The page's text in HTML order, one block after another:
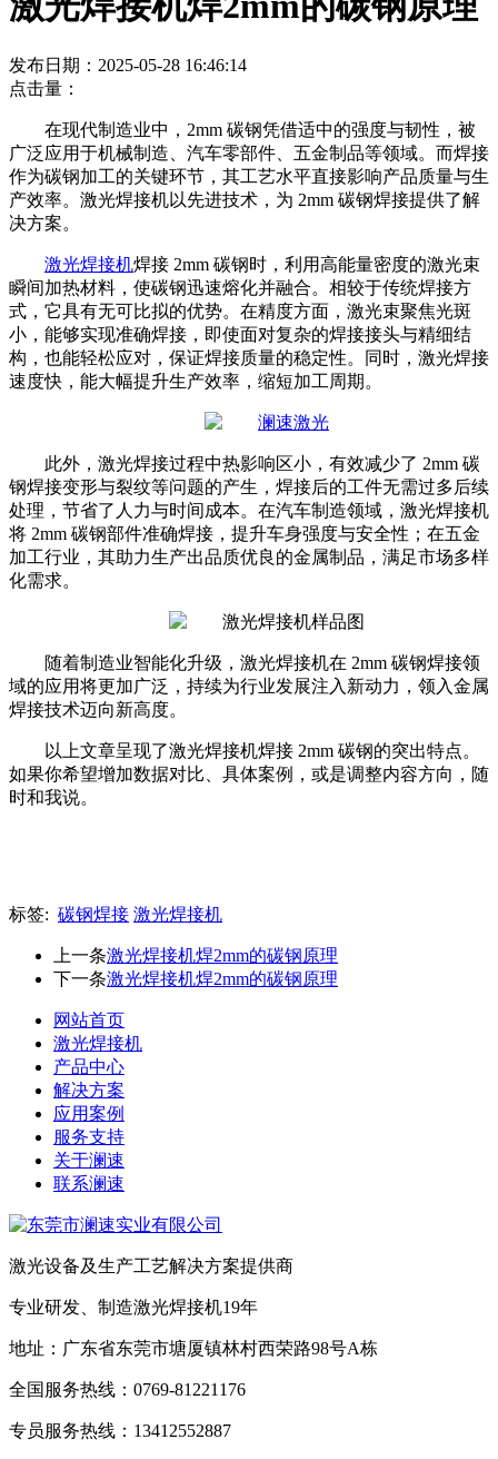
发布日期：2025-05-28 16:46:14
点击量：
在现代制造业中， 2mm 碳钢凭借适中的强度与韧性，被
广泛应用于机械制造、汽车零部件、五金制品等领域。而焊接
作为碳钢加工的关键环节，其工艺水平直接影响产品质量与生
产效率。激光焊接机以先进技术，为 2mm 碳钢焊接提供了解
决方案。
激光焊接机焊接 2mm 碳钢时，利用高能量密度的激光束
瞬间加热材料，使碳钢迅速熔化并融合。相较于传统焊接方
式，它具有无可比拟的优势。在精度方面，激光束聚焦光斑
小，能够实现准确焊接，即使面对复杂的焊接接头与精细结
构，也能轻松应对，保证焊接质量的稳定性。同时，激光焊接
速度快，能大幅提升生产效率，缩短加工周期。
此外，激光焊接过程中热影响区小，有效减少了 2mm 碳
钢焊接变形与裂纹等问题的产生，焊接后的工件无需过多后续
处理，节省了人力与时间成本。在汽车制造领域，激光焊接机
将 2mm 碳钢部件准确焊接，提升车身强度与安全性；在五金
加工行业，其助力生产出品质优良的金属制品，满足市场多样
化需求。
随着制造业智能化升级，激光焊接机在 2mm 碳钢焊接领
域的应用将更加广泛，持续为行业发展注入新动力，领入金属
焊接技术迈向新高度。
以上文章呈现了激光焊接机焊接 2mm 碳钢的突出特点。
如果你希望增加数据对比、具体案例，或是调整内容方向，随
时和我说。
标签: 碳钢焊接 激光焊接机
上一条激光焊接机焊2mm的碳钢原理
下一条激光焊接机焊2mm的碳钢原理
网站首页
激光焊接机
产品中心
解决方案
应用案例
服务支持
关于澜速
联系澜速
激光设备及生产工艺解决方案提供商
专业研发、制造激光焊接机19年
地址：广东省东莞市塘厦镇林村西荣路98号A栋
全国服务热线：0769-81221176
专员服务热线：13412552887